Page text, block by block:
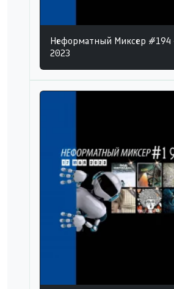
Неформатный Миксер #194
2023